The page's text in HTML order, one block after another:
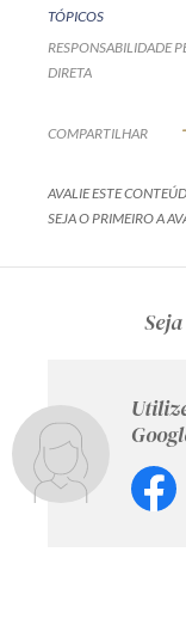
TÓPICOS
RESPONSABILIDADE
DIRETA
COMPARTILHAR
AVALIE ESTE
SEJA O PRIMEIRO A